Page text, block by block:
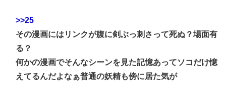
>>25
その漫画にはリンクが腹に剣ぶっ刺さって死ぬ？場面有
る？
何かの漫画でそんなシーンを見た記憶あってソコだけ憶
えてるんだよなぁ普通の妖精も傍に居た気が